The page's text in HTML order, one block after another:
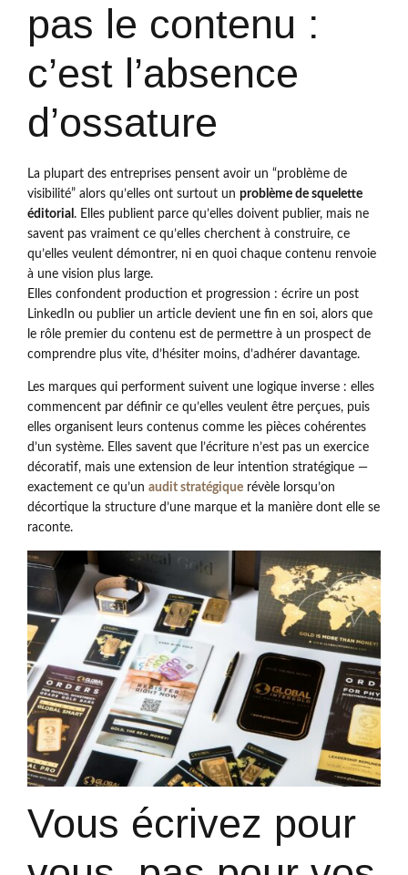
pas le contenu :
c’est l’absence
d’ossature
La plupart des entreprises pensent avoir un “problème de
visibilité” alors qu’elles ont surtout un problème de squelette
éditorial . Elles publient parce qu’elles doivent publier, mais ne
savent pas vraiment ce qu’elles cherchent à construire, ce
qu’elles veulent démontrer, ni en quoi chaque contenu renvoie
à une vision plus large.
Elles confondent production et progression : écrire un post
LinkedIn ou publier un article devient une fin en soi, alors que
le rôle premier du contenu est de permettre à un prospect de
comprendre plus vite, d’hésiter moins, d’adhérer davantage.
Les marques qui performent suivent une logique inverse : elles
commencent par définir ce qu’elles veulent être perçues, puis
elles organisent leurs contenus comme les pièces cohérentes
d’un système. Elles savent que l’écriture n’est pas un exercice
décoratif, mais une extension de leur intention stratégique —
exactement ce qu’un audit stratégique révèle lorsqu’on
décortique la structure d’une marque et la manière dont elle se
raconte.
Vous écrivez pour